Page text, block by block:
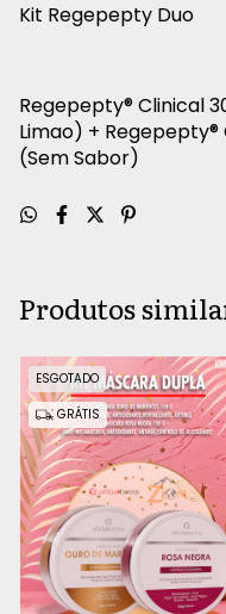
Kit Regepepty Duo
Regepepty® Clinical
Limao) + Regepepty®
(Sem Sabor)
Produtos
ESGOTADO
GRÁTIS